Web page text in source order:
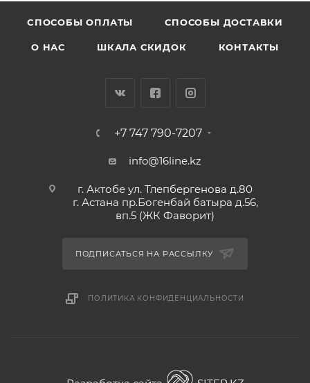
CПОСОБЫ ОПЛАТЫ СПОСОБЫ ДОСТАВКИ
О НАС ШКАЛА СКИДОК КОНТАКТЫ
+7 747 790-7207
info@16line.kz
г. Актобе ул. Тлепбергенова д.80
г. Астана пр.Богенбай батыра д.56,
вп.5 (ЖК Фаворит)
ПОДПИСАТЬСЯ НА РАССЫЛКУ
ПОЛИТИКА КОНФИДЕНЦИАЛЬНОСТИ